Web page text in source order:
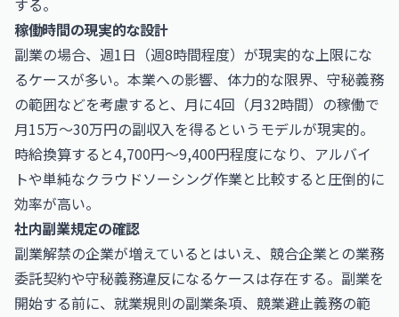
する。
稼働時間の現実的な設計
副業の場合、週1日（週8時間程度）が現実的な上限にな
るケースが多い。本業への影響、体力的な限界、守秘義務
の範囲などを考慮すると、月に4回（月32時間）の稼働で
月15万〜30万円の副収入を得るというモデルが現実的。
時給換算すると4,700円〜9,400円程度になり、アルバイ
トや単純なクラウドソーシング作業と比較すると圧倒的に
効率が高い。
社内副業規定の確認
副業解禁の企業が増えているとはいえ、競合企業との業務
委託契約や守秘義務違反になるケースは存在する。副業を
開始する前に、就業規則の副業条項、競業避止義務の範